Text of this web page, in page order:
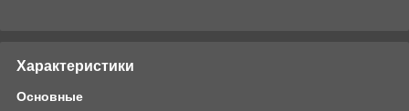
Характеристики
Основные